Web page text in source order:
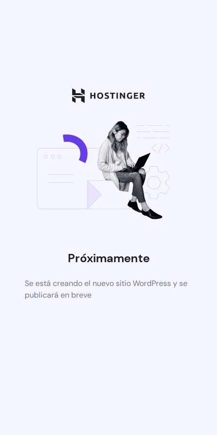
Próximamente
Se está creando el nuevo sitio WordPress y se
publicará en breve